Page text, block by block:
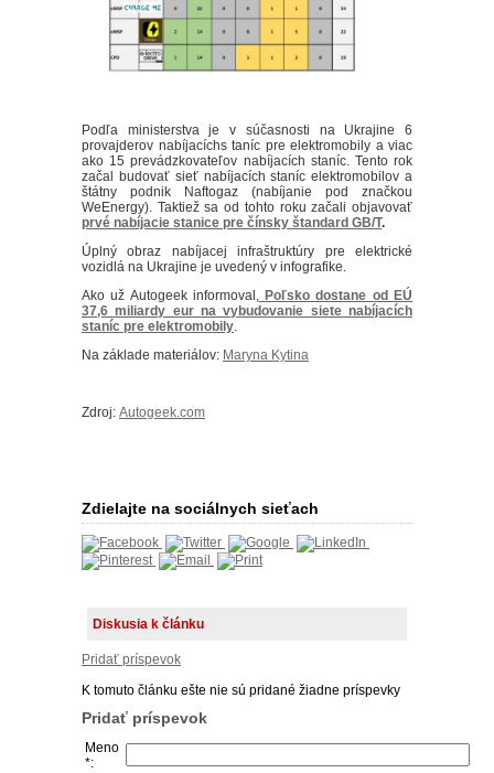
Podľa ministerstva je v súčasnosti na Ukrajine 6
provajderov nabíjacíchs taníc pre elektromobily a viac
ako 15 prevádzkovateľov nabíjacích staníc. Tento rok
začal budovať sieť nabíjacích staníc elektromobilov a
štátny podnik Naftogaz (nabíjanie pod značkou
WeEnergy). Taktiež sa od tohto roku začali objavovať
prvé nabíjacie stanice pre čínsky štandard GB/T.
Úplný obraz nabíjacej infraštruktúry pre elektrické
vozidlá na Ukrajine je uvedený v infografike.
Ako už Autogeek informoval,Poľsko dostane od EÚ
37,6 miliardy eur na vybudovanie siete nabíjacích
staníc pre elektromobily.
Na základe materiálov: Maryna Kytina
Zdroj: Autogeek.com
Zdielajte na sociálnych sieťach
Diskusia k článku
Pridať príspevok
K tomuto článku ešte nie sú pridané žiadne príspevky
Pridať príspevok
Meno
*: